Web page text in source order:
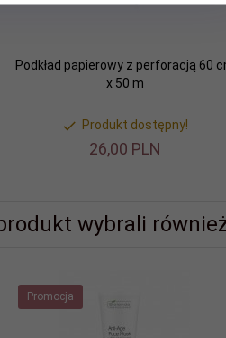
Podkład papierowy z perforacją 60
x 50 m
Produkt dostępny!
26,00 PLN
wybrali
Promocja